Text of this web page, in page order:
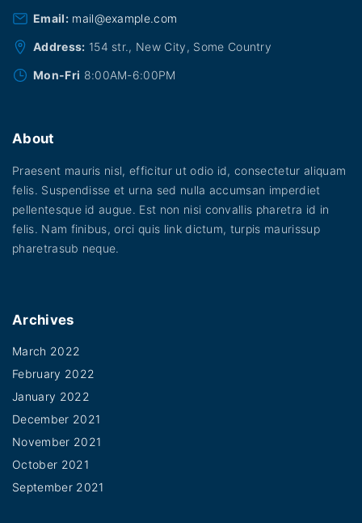
Email: mail@example.com
Address: 154 str., New City, Some Country
Mon-Fri 8:00AM-6:00PM
About
Praesent mauris nisl, efficitur ut odio id, consectetur aliquam
felis. Suspendisse et urna sed nulla accumsan imperdiet
pellentesque id augue. Est non nisi convallis pharetra id in
felis. Nam finibus, orci quis link dictum, turpis maurissup
pharetrasub neque.
Archives
March 2022
February 2022
January 2022
December 2021
November 2021
October 2021
September 2021